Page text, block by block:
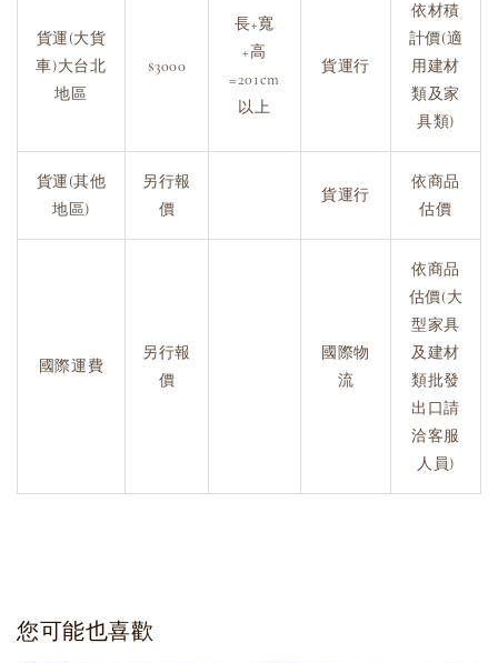
貨運(大貨
車)大台北
地區
$3000
長+寬
+高
=201cm
以上
貨運行
依材積
計價(適
用建材
類及家
具類)
貨運(其他
地區)
另行報
價
貨運行
依商品
估價
國際運費
另行報
價
國際物
流
依商品
估價(大
型家具
及建材
類批發
出口請
洽客服
人員)
您可能也喜歡